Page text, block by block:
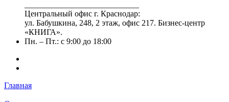
Центральный офис г. Краснодар:
ул. Бабушкина, 248, 2 этаж, офис 217. Бизнес-центр
«КНИГА».
Пн. – Пт.: с 9:00 до 18:00
Главная